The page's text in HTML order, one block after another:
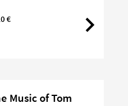
€
Music of Tom